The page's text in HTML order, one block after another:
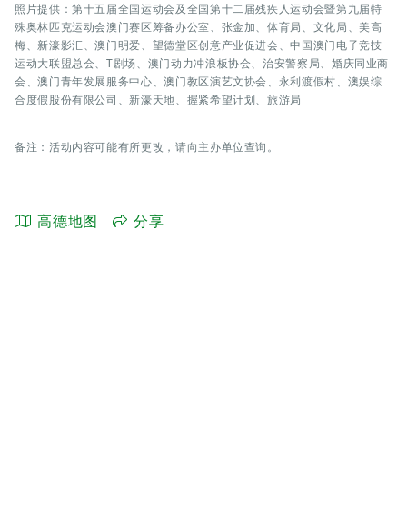
照片提供：第十五届全国运动会及全国第十二届残疾人运动会暨第九届特
殊奥林匹克运动会澳门赛区筹备办公室、张金加、体育局、文化局、美高
梅、新濠影汇、澳门明爱、望德堂区创意产业促进会、中国澳门电子竞技
运动大联盟总会、T剧场、澳门动力冲浪板协会、治安警察局、婚庆同业商
会、澳门青年发展服务中心、澳门教区演艺文协会、永利渡假村、澳娱综
合度假股份有限公司、新濠天地、握紧希望计划、旅游局
备注：活动内容可能有所更改，请向主办单位查询。
高德地图 分享